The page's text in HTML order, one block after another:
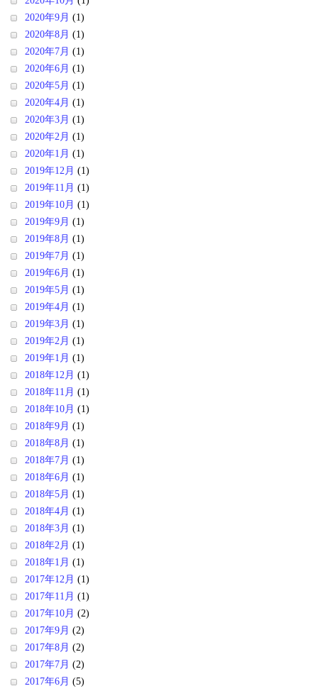
2020年9月 (1)
2020年8月 (1)
2020年7月 (1)
2020年6月 (1)
2020年5月 (1)
2020年4月 (1)
2020年3月 (1)
2020年2月 (1)
2020年1月 (1)
2019年12月 (1)
2019年11月 (1)
2019年10月 (1)
2019年9月 (1)
2019年8月 (1)
2019年7月 (1)
2019年6月 (1)
2019年5月 (1)
2019年4月 (1)
2019年3月 (1)
2019年2月 (1)
2019年1月 (1)
2018年12月 (1)
2018年11月 (1)
2018年10月 (1)
2018年9月 (1)
2018年8月 (1)
2018年7月 (1)
2018年6月 (1)
2018年5月 (1)
2018年4月 (1)
2018年3月 (1)
2018年2月 (1)
2018年1月 (1)
2017年12月 (1)
2017年11月 (1)
2017年10月 (2)
2017年9月 (2)
2017年8月 (2)
2017年7月 (2)
2017年6月 (5)